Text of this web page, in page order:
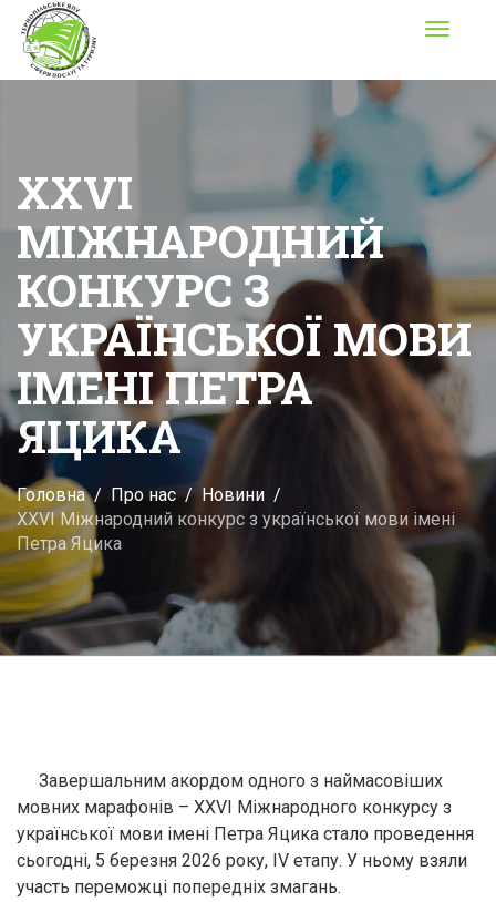
Toggle
XXVI
МІЖНАРОДНИЙ
КОНКУРС З
УКРАЇНСЬКОЇ МОВИ
ІМЕНІ ПЕТРА
ЯЦИКА
Головна Про нас
Новини
XXVI Міжнародний конкурс з української мови імені
Петра Яцика
Завершальним акордом одного з наймасовіших
мовних марафонів – XXVI Міжнародного конкурсу з
української мови імені Петра Яцика стало проведення
сьогодні, 5 березня 2026 року, IV етапу. У ньому взяли
участь переможці попередніх змагань.